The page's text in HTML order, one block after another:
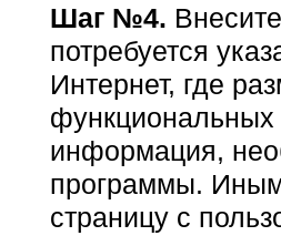
Шаг №4.
потребуется
Интернет, где
функциональных
информация,
программы.
страницу с